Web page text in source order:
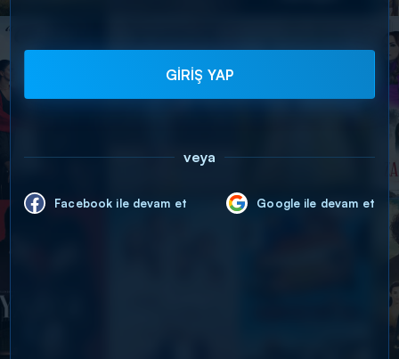
GİRİŞ YAP
veya
Facebook ile devam et Google ile devam et